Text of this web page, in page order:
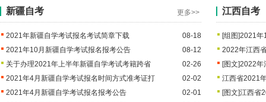
新疆自考 更多>>
2021年新疆自学考试报名考试简章下载
08-18
2021年10月新疆自学考试报名报考公告
08-12
关于办理2021年上半年新疆自学考试考籍跨省
02-26
2021年4月新疆自学考试报名时间方式准考证打
02-02
2021年4月新疆自学考试报名报考公告
02-01
江西自考
[组图]2021年
2022年江西
[图文]2022年
江西省2021
[图文]江西省